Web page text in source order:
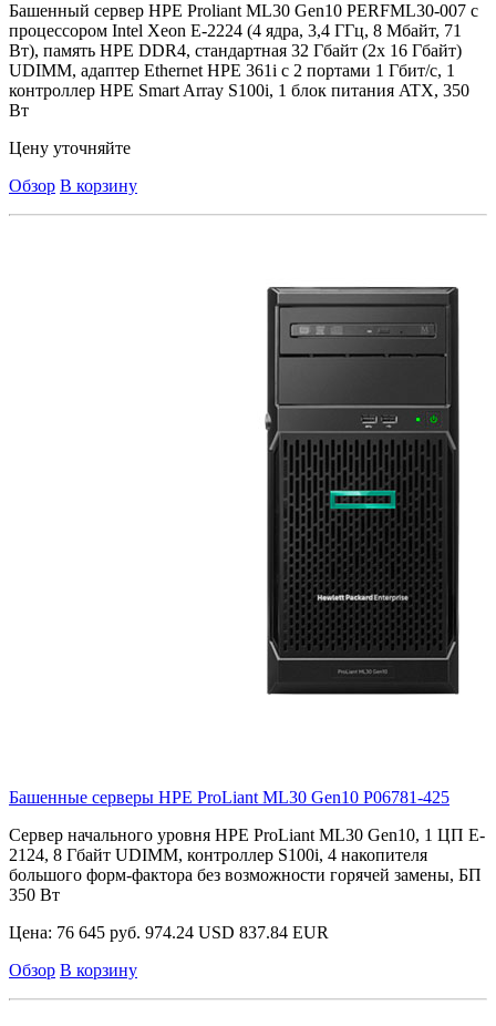
Башенный сервер HPE Proliant ML30 Gen10 PERFML30-007 с
процессором Intel Xeon E-2224 (4 ядра, 3,4 ГГц, 8 Мбайт, 71
Вт), память HPE DDR4, стандартная 32 Гбайт (2x 16 Гбайт)
UDIMM, адаптер Ethernet HPE 361i с 2 портами 1 Гбит/с, 1
контроллер HPE Smart Array S100i, 1 блок питания ATX, 350
Вт
Цену уточняйте
Обзор В корзину
Башенные серверы HPE ProLiant ML30 Gen10 P06781-425
Сервер начального уровня HPE ProLiant ML30 Gen10, 1 ЦП E-
2124, 8 Гбайт UDIMM, контроллер S100i, 4 накопителя
большого форм-фактора без возможности горячей замены, БП
350 Вт
Цена: 76 645 руб. 974.24 USD 837.84 EUR
Обзор В корзину